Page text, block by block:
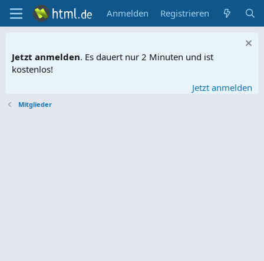
Anmelden Registrieren
Jetzt anmelden. Es dauert nur 2 Minuten und ist
kostenlos!
Jetzt anmelden
Mitglieder